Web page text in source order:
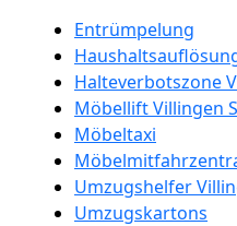
Entrümpelung
Halteverbotszone
Möbellift Villingen
Möbeltaxi
Umzugshelfer
Umzugskartons